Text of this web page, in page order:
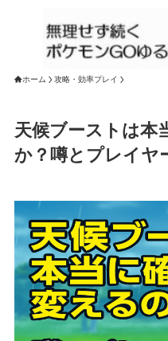
ホーム 攻略・効率プレイ
天候ブーストは本
か？噂とプレイヤ